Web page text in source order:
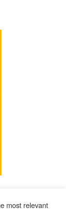
most relevant